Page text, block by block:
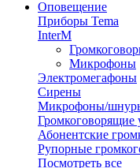
Оповещение
Приборы Tema
InterM
Микрофоны
Электромегафоны
Сирены
Микрофоны/
Громкоговорящие
Абонентские
Рупорные
Посмотреть все